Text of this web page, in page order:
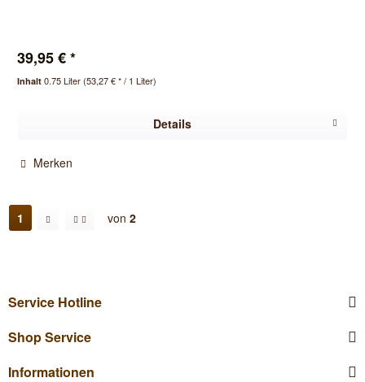
39,95 € *
Inhalt0.75 Liter(53,27 € * / 1 Liter)
Details
Merken
1 von 2
Service Hotline
Shop Service
Informationen